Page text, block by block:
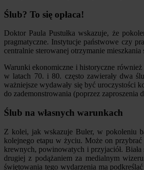
Ślub? To się opłaca!
Doktor Paula Pustułka wskazuje, że
pragmatyczne. Instytucje państwowe czy
centralnie sterowanej otrzymanie mieszkania
Warunki ekonomiczne i historyczne
w latach 70. i 80. często zawierały dwa
ważniejsze wydawały się być uroczystości
do zademonstrowania (poprzez zaproszenia
Ślub na własnych warunkach
Z kolei, jak wskazuje Buler, w pokoleniu
kolejnego etapu w życiu. Może on
krewnych, powinowatych i przyjaciół.
drugiej z podążaniem za medialnym
świętowania tego wydarzenia ma